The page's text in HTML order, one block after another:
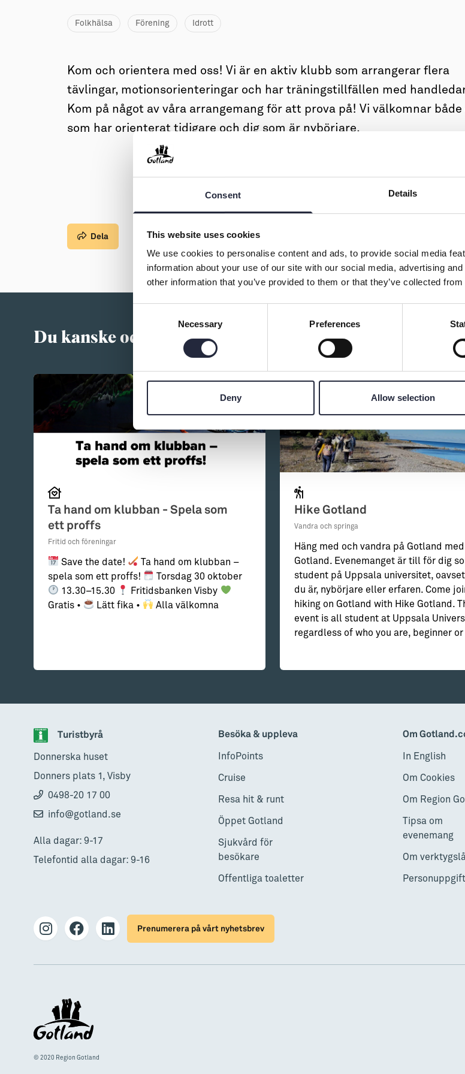
Consent Details
This website uses cookies
We use cookies to personalise content and ads, to provide social media
information about your use of our site with our social media, advertising
other information that you’ve provided to them or that they’ve collected
Necessary Preferences
Deny Allow selection
Barn & Familj
Folkhälsa Förening Idrott
Kom och orientera med oss! Vi är en aktiv klubb som arrangerar flera
tävlingar, motionsorienteringar och har träningstillfällen med
Kom på något av våra arrangemang för att prova på! Vi välkomnar både
som har orienterat tidigare och dig som är nybörjare.
Dela
Du kanske också är intresserad av:
Ta hand om klubban - Spela som
ett proffs
Fritid och föreningar
Save the date!
Ta hand om klubban –
spela som ett proffs!
Torsdag 30 oktober
13.30–15.30
Fritidsbanken Visby
Gratis •
Lätt fika • Alla välkomna
Hike Gotland
Vandra och springa
Häng med och vandra på Gotland
Gotland. Evenemanget är till för dig
student på Uppsala universitet,
du är, nybörjare eller erfaren. Come
hiking on Gotland with Hike Gotland.
event is all student at Uppsala
regardless of who you are, beginner
Turistbyrå
Donnerska huset
Donners plats 1, Visby
0498-20 17 00
info@gotland.se
Alla dagar: 9-17
Telefontid alla dagar: 9-16
Besöka & uppleva
InfoPoints
Cruise
Resa hit & runt
Öppet Gotland
Sjukvård för
besökare
Offentliga toaletter
Om
In English
Om Cookies
Om Region
Tipsa om
evenemang
Om
Prenumerera på vårt nyhetsbrev
© 2020 Region Gotland